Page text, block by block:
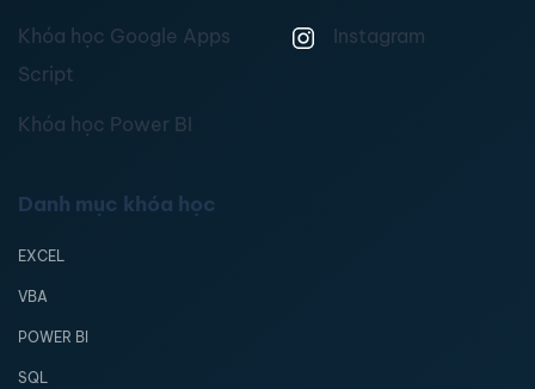
Khóa học Google Apps
Script
Khóa học Power BI
Instagram
Danh mục khóa học
EXCEL
VBA
POWER BI
SQL